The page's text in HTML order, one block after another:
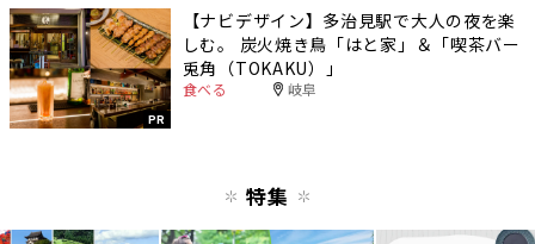
PR
【ナビデザイン】多治見駅で大人の夜を楽
しむ。 炭火焼き鳥「はと家」＆「喫茶バー
兎角（TOKAKU）」
食べる 岐阜
特集